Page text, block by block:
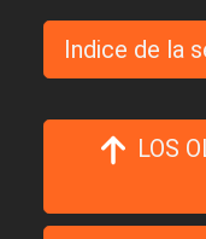
Indice de la
LOS